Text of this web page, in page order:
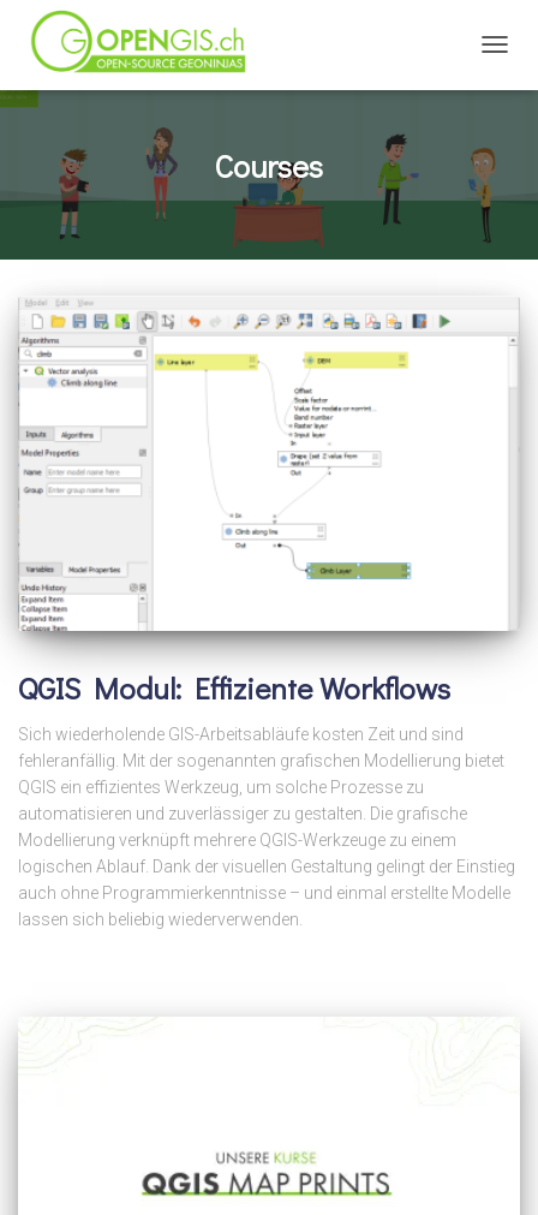
Courses
QGIS Modul: Effiziente Workflows
Sich wiederholende GIS-Arbeitsabläufe kosten Zeit und sind
fehleranfällig. Mit der sogenannten grafischen Modellierung bietet
QGIS ein effizientes Werkzeug, um solche Prozesse zu
automatisieren und zuverlässiger zu gestalten. Die grafische
Modellierung verknüpft mehrere QGIS-Werkzeuge zu einem
logischen Ablauf. Dank der visuellen Gestaltung gelingt der Einstieg
auch ohne Programmierkenntnisse – und einmal erstellte Modelle
lassen sich beliebig wiederverwenden.